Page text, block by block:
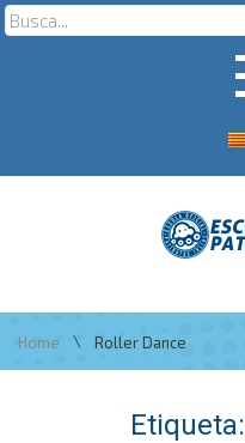
Home \ Roller Dance
Etiqueta: